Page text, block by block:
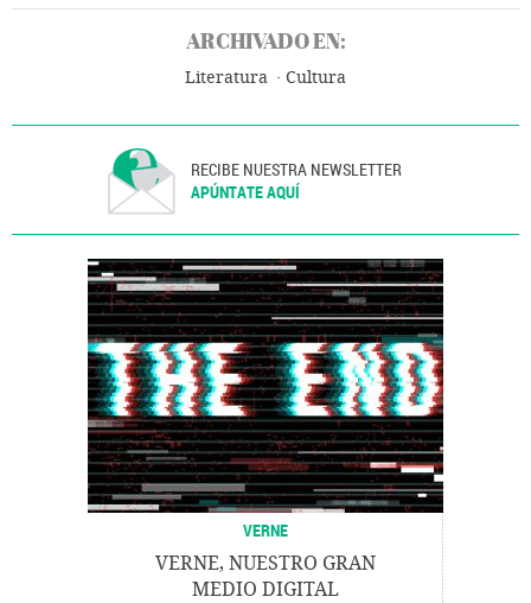
ARCHIVADO EN:
Literatura Cultura
RECIBE NUESTRA NEWSLETTER
APÚNTATE AQUÍ
VERNE
VERNE, NUESTRO GRAN
MEDIO DIGITAL